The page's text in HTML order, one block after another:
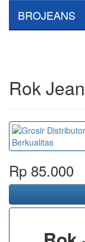
BROJEANS
Rok
Rp 85.000